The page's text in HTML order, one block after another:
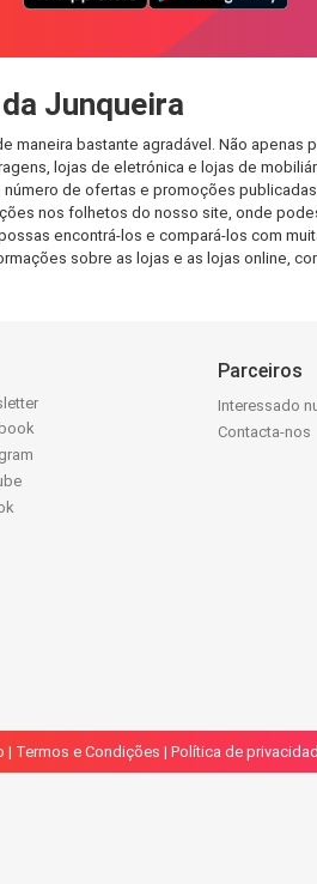
Junqueira
bastante agradável. Não
lojas de eletrónica e lojas de
de ofertas e promoções
nos folhetos do nosso site, onde
encontrá-los e compará-los com
sobre as lojas e as lojas online,
Parceiros
Interessado
Contacta-nos
| Termos e Condições | Política de